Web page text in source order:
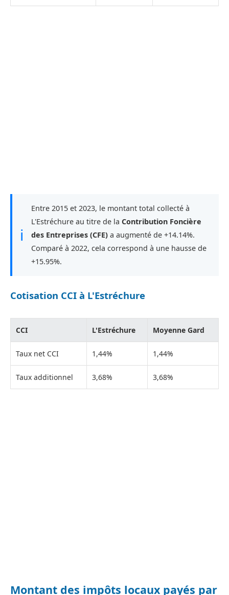
ℹ
Entre 2015 et 2023, le montant total collecté à
L'Estréchure au titre de la Contribution Foncière
des Entreprises (CFE) a augmenté de +14.14%.
Comparé à 2022, cela correspond à une hausse de
+15.95%.
Cotisation CCI à L'Estréchure
CCI L'Estréchure Moyenne Gard
Taux net CCI 1,44% 1,44%
Taux additionnel 3,68% 3,68%
Montant des impôts locaux payés par